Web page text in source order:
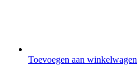
Toevoegen aan winkelwagen